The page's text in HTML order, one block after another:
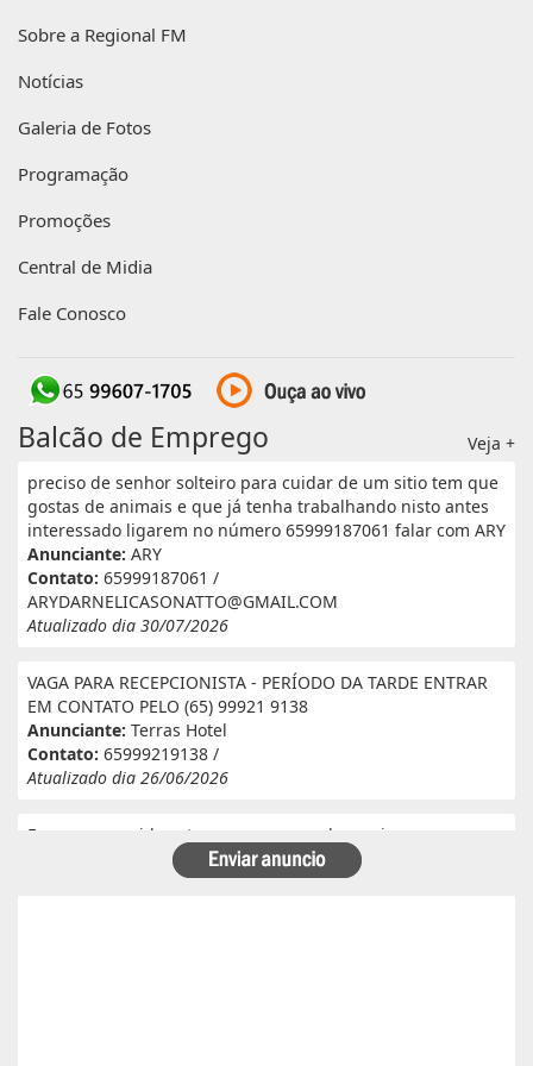
Sobre a Regional FM
Notícias
Galeria de Fotos
Programação
Promoções
Central de Midia
Fale Conosco
Balcão de Emprego
Veja +
preciso de senhor solteiro para cuidar de um sitio tem que
gostas de animais e que já tenha trabalhando nisto antes
interessado ligarem no número 65999187061 falar com ARY
Anunciante: ARY
Contato: 65999187061 /
ARYDARNELICASONATTO@GMAIL.COM
Atualizado dia 30/07/2026
VAGA PARA RECEPCIONISTA - PERÍODO DA TARDE ENTRAR
EM CONTATO PELO (65) 99921 9138
Anunciante: Terras Hotel
Contato: 65999219138 /
Atualizado dia 26/06/2026
Eu e meu marido estamos a procura de serviço em
fazenda. Eu tenho experiência e referência em cantina, ele
tem experiência e referência em lavoura. Passa veneno,